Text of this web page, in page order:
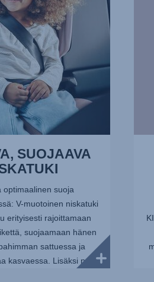
SUOJAAVA
optimaalinen suoja
V-muotoinen niskatuki
erityisesti rajoittamaan
suojaamaan hänen
sattuessa ja
kasvaessa. Lisäksi n...